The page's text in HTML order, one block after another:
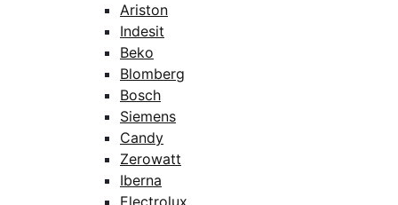
Ariston
Indesit
Beko
Blomberg
Bosch
Siemens
Candy
Zerowatt
Iberna
Electrolux